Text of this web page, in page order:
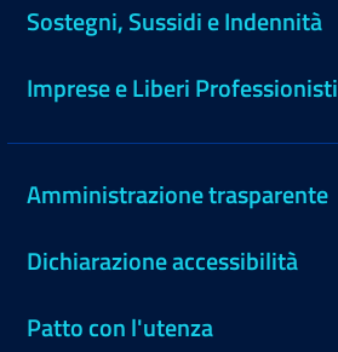
Sostegni, Sussidi e Indennità
Imprese e Liberi Professionisti
Amministrazione trasparente
Dichiarazione accessibilità
Patto con l'utenza